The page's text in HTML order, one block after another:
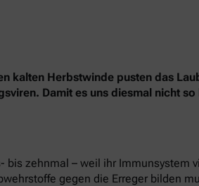
kalten Herbstwinde pusten das
Damit es uns diesmal nicht
zehnmal – weil ihr Immunsystem
gegen die Erreger bilden